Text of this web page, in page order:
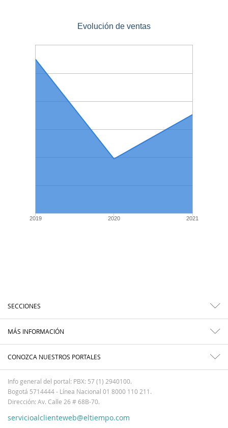
Evolución de ventas
2019 2020 2021
SECCIONES
MÁS INFORMACIÓN
CONOZCA NUESTROS PORTALES
Info general del portal: PBX: 57 (1) 2940100.
Bogotá 5714444 - Línea Nacional 01 8000 110 211.
Dirección: Av. Calle 26 # 68B-70.
servicioalclienteweb@eltiempo.com